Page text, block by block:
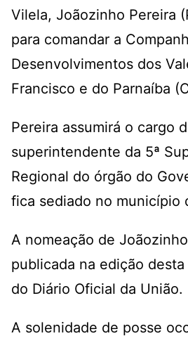
Vilela, Joãozinho Pereira
para comandar a
Desenvolvimentos dos
Francisco e do Parnaíba
Pereira assumirá o cargo
superintendente da 5ª
Regional do órgão do
fica sediado no município
A nomeação de
publicada na edição
do Diário Oficial da União.
A solenidade de posse